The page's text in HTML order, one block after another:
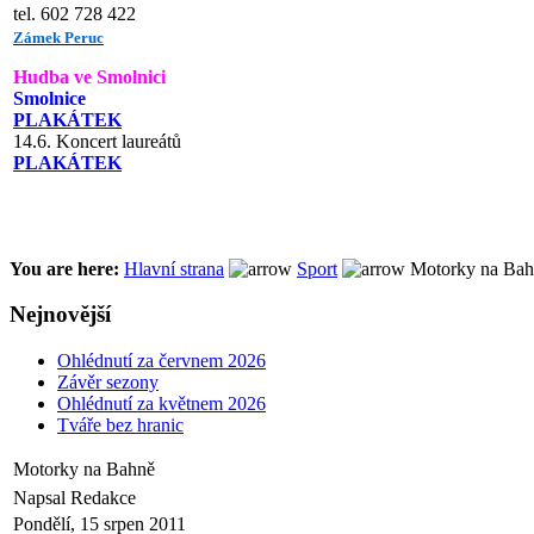
tel. 602 728 422
Zámek Peruc
Hudba ve Smolnici
Smolnice
PLAKÁTEK
14.6. Koncert laureátů
PLAKÁTEK
You are here: Hlavní strana Sport Motorky na
Nejnovější
Ohlédnutí za červnem 2026
Závěr sezony
Ohlédnutí za květnem 2026
Tváře bez hranic
Motorky na Bahně
Napsal Redakce
Pondělí, 15 srpen 2011